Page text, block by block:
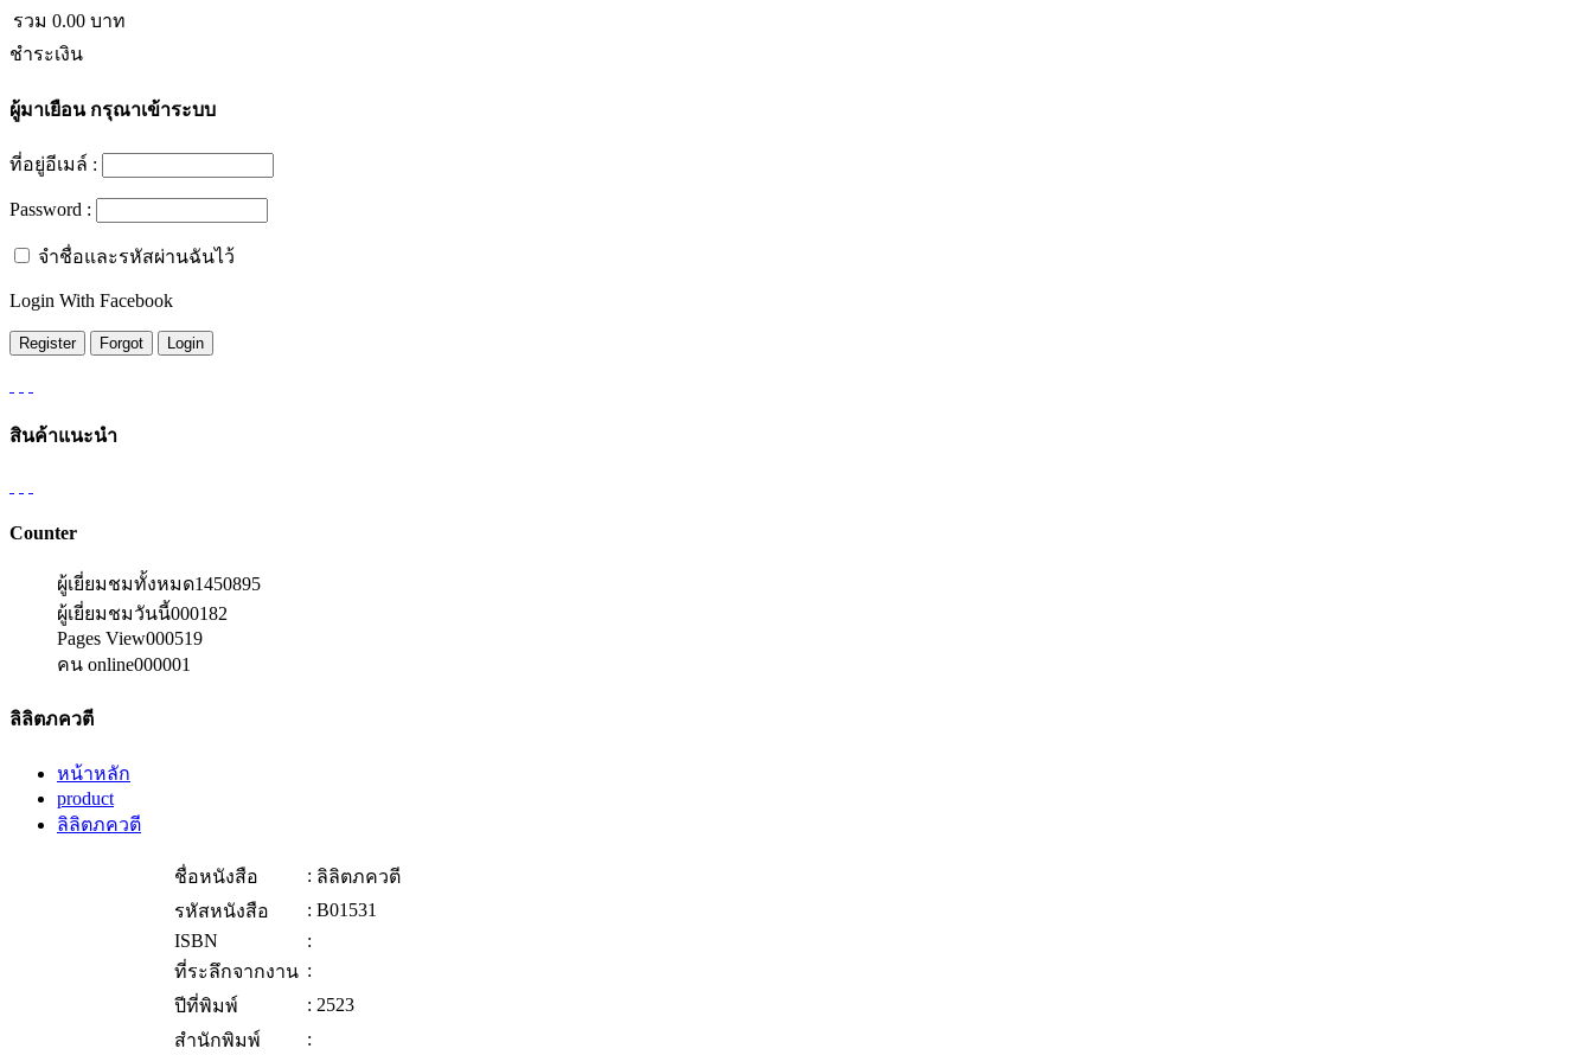
รวม 0.00 บาท
ชำระเงิน
ผู้มาเยือนกรุณาเข้าระบบ
ที่อยู่อีเมล์ :
Password :
จำชื่อและรหัสผ่านฉันไว้
Login With Facebook
สินค้าแนะนำ
Counter
ผู้เยี่ยมชมทั้งหมด1450895
ผู้เยี่ยมชมวันนี้000182
Pages View000519
คน online000001
ลิลิตภควตี
หน้าหลัก
product
ลิลิตภควตี
ชื่อหนังสือ : ลิลิตภควตี
รหัสหนังสือ
: B01531
ISBN
:
ที่ระลึกจากงาน :
ปีที่พิมพ์
: 2523
สำนักพิมพ์
: